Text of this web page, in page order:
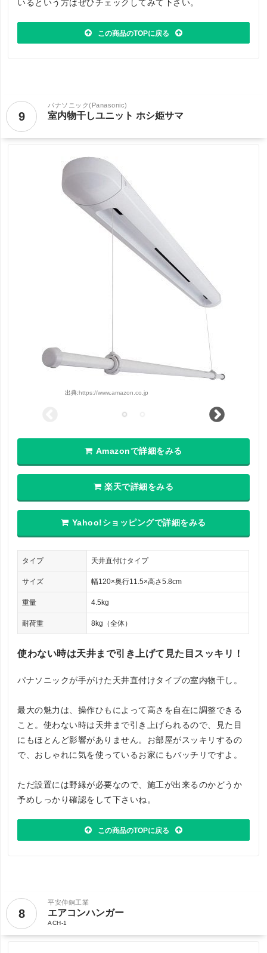
いるという方はぜひチェックしてみて下さい。
この商品のTOPに戻る
9
パナソニック(Panasonic)
室内物干しユニット ホシ姫サマ
出典:https://www.amazon.co.jp
Amazonで詳細をみる
楽天で詳細をみる
Yahoo!ショッピングで詳細をみる
タイプ 天井直付けタイプ
サイズ 幅120×奥行11.5×高さ5.8cm
重量 4.5kg
耐荷重 8kg（全体）
使わない時は天井まで引き上げて見た目スッキリ！
パナソニックが手がけた天井直付けタイプの室内物干し。
最大の魅力は、操作ひもによって高さを自在に調整できる
こと。使わない時は天井まで引き上げられるので、見た目
にもほとんど影響がありません。お部屋がスッキリするの
で、おしゃれに気を使っているお家にもバッチリですよ。
ただ設置には野縁が必要なので、施工が出来るのかどうか
予めしっかり確認をして下さいね。
この商品のTOPに戻る
8
平安伸銅工業
エアコンハンガー
ACH-1